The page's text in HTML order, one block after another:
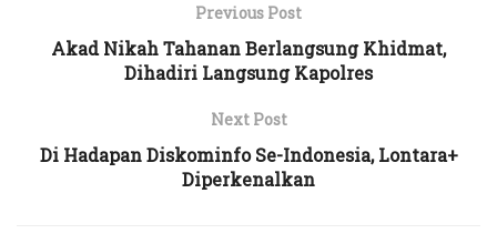
Previous Post
Akad Nikah Tahanan Berlangsung Khidmat,
Dihadiri Langsung Kapolres
Next Post
Di Hadapan Diskominfo Se-Indonesia, Lontara+
Diperkenalkan